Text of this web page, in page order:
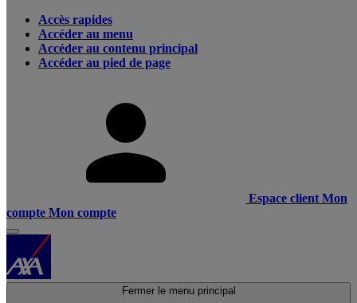
Accès rapides
Accéder au menu
Accéder au contenu principal
Accéder au pied de page
Espace client Mon
compte Mon compte
Fermer le menu principal